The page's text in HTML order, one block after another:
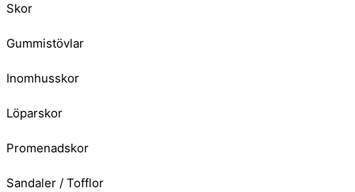
Skor
Gummistövlar
Inomhusskor
Löparskor
Promenadskor
Sandaler / Tofflor